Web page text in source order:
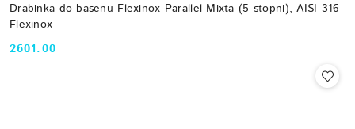
Drabinka do basenu Flexinox Parallel Mixta (5 stopni), AISI-316
Flexinox
Cena:
2601.00